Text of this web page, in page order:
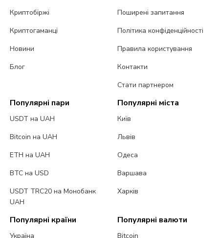
Криптобіржі
Криптогаманці
Новини
Блог
Поширені запитання
Політика конфіденційності
Правила користування
Контакти
Стати партнером
Популярні пари
USDT на UAH
Bitcoin на UAH
ETH на UAH
BTC на USD
USDT TRC20 на Монобанк
UAH
Популярні міста
Київ
Львів
Одеса
Варшава
Харків
Популярні країни
Україна
Популярні валюти
Bitcoin